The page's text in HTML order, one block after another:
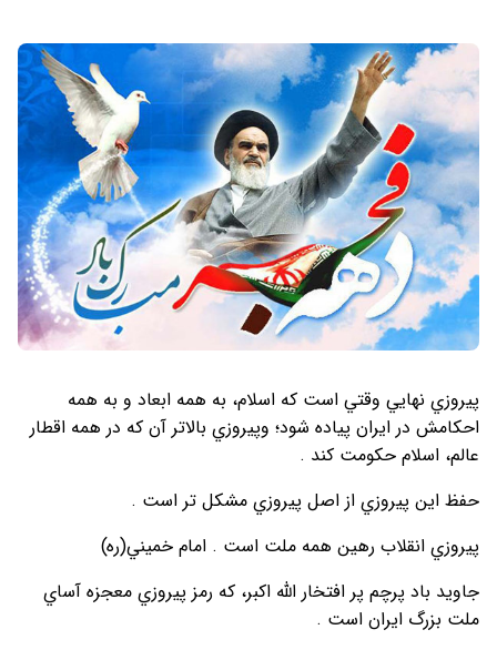
پيروزي نهايي وقتي است كه اسلام، به همه ابعاد و به همه
احكامش در ايران پياده شود؛ وپيروزي بالاتر آن كه در همه اقطار
عالم، اسلام حكومت كند .
حفظ اين پيروزي از اصل پيروزي مشكل تر است .
پيروزي انقلاب رهين همه ملت است . امام خميني(ره)
جاويد باد پرچم پر افتخار الله اكبر، كه رمز پيروزي معجزه آساي
ملت بزرگ ايران است .